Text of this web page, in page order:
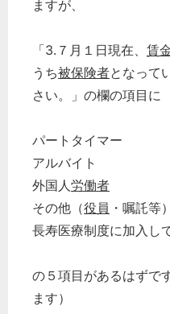
ますが、
「3.７月１日現在、 賃
うち被保険者となって
さい。」の欄の項目に
パートタイマー
アルバイト
外国人労働者
その他（役員 ・嘱託等）
長寿医療制度に加入し
の５項目があるはずで
ます）